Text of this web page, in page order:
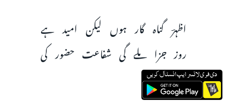
اظہرؔ گناہ گار ہوں لیکن امید ہے
روز جزا ملے گی شفاعت حضور کی